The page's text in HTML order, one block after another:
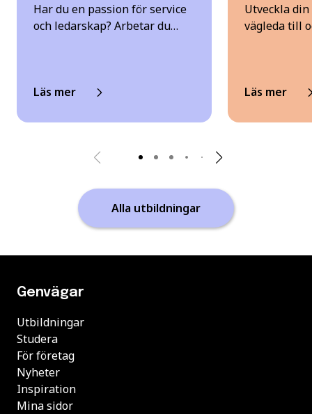
Har du en passion för service
och ledarskap? Arbetar du…
Läs mer
Utveckla
vägleda till
Läs mer
Alla utbildningar
Genvägar
Utbildningar
Studera
För företag
Nyheter
Inspiration
Mina sidor